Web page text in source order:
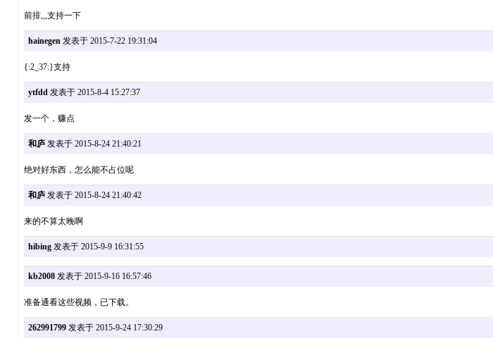
前排,,,支持一下
hainegen发表于 2015-7-22 19:31:04
{:2_37:}支持
ytfdd发表于 2015-8-4 15:27:37
发一个，赚点
和庐发表于 2015-8-24 21:40:21
绝对好东西，怎么能不占位呢
和庐发表于 2015-8-24 21:40:42
来的不算太晚啊
hibing发表于 2015-9-9 16:31:55
kb2008发表于 2015-9-16 16:57:46
准备通看这些视频，已下载。
262991799发表于 2015-9-24 17:30:29